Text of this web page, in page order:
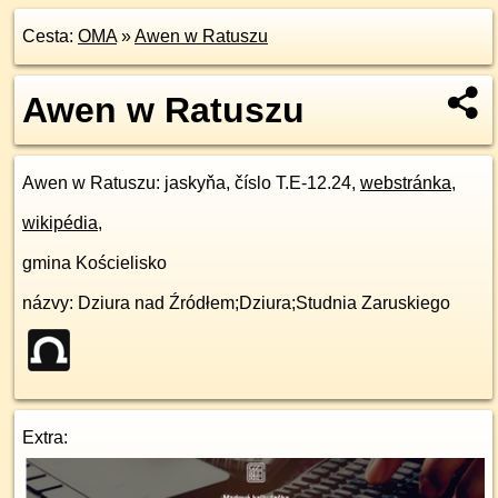
Cesta: OMA»Awen w Ratuszu
Awen w Ratuszu
Awen w Ratuszu: jaskyňa, číslo T.E-12.24, webstránka,
wikipédia,
gmina Kościelisko
názvy: Dziura nad Źródłem;Dziura;Studnia Zaruskiego
Extra: